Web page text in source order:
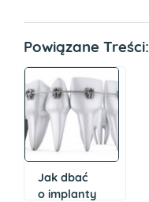
Powiązane Treści:
Jak dbać
o implanty